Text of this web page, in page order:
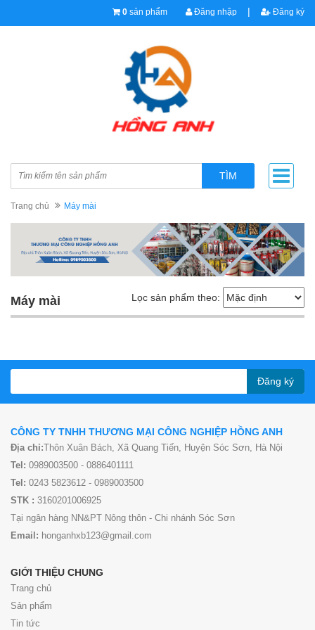
0 sản phẩm Đăng nhập | Đăng ký
TÌM
Trang chủ Máy mài
Máy mài Lọc sản phẩm theo:
Đăng ký
CÔNG TY TNHH THƯƠNG MẠI CÔNG NGHIỆP HỒNG ANH
Địa chỉ:Thôn Xuân Bách, Xã Quang Tiến, Huyện Sóc Sơn, Hà Nội
Tel: 0989003500 - 0886401111
Tel: 0243 5823612 - 0989003500
STK : 3160201006925
Tại ngân hàng NN&PT Nông thôn - Chi nhánh Sóc Sơn
Email: honganhxb123@gmail.com
GIỚI THIỆU CHUNG
Trang chủ
Sản phẩm
Tin tức